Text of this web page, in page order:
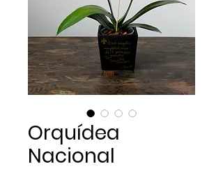
Orquídea
Nacional